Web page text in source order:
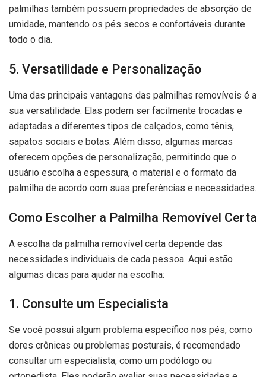
palmilhas também possuem propriedades de absorção de
umidade, mantendo os pés secos e confortáveis durante
todo o dia.
5. Versatilidade e Personalização
Uma das principais vantagens das palmilhas removíveis é a
sua versatilidade. Elas podem ser facilmente trocadas e
adaptadas a diferentes tipos de calçados, como tênis,
sapatos sociais e botas. Além disso, algumas marcas
oferecem opções de personalização, permitindo que o
usuário escolha a espessura, o material e o formato da
palmilha de acordo com suas preferências e necessidades.
Como Escolher a Palmilha Removível Certa
A escolha da palmilha removível certa depende das
necessidades individuais de cada pessoa. Aqui estão
algumas dicas para ajudar na escolha:
1. Consulte um Especialista
Se você possui algum problema específico nos pés, como
dores crônicas ou problemas posturais, é recomendado
consultar um especialista, como um podólogo ou